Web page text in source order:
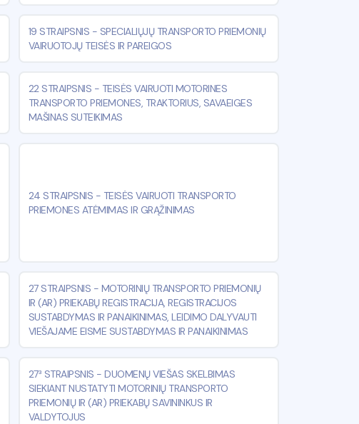
19 STRAIPSNIS - SPECIALIŲJŲ TRANSPORTO PRIEMONIŲ
VAIRUOTOJŲ TEISĖS IR PAREIGOS
22 STRAIPSNIS - TEISĖS VAIRUOTI MOTORINES
TRANSPORTO PRIEMONES, TRAKTORIUS, SAVAEIGES
MAŠINAS SUTEIKIMAS
24 STRAIPSNIS - TEISĖS VAIRUOTI TRANSPORTO
PRIEMONES ATĖMIMAS IR GRĄŽINIMAS
27 STRAIPSNIS - MOTORINIŲ TRANSPORTO PRIEMONIŲ
IR (AR) PRIEKABŲ REGISTRACIJA, REGISTRACIJOS
SUSTABDYMAS IR PANAIKINIMAS, LEIDIMO DALYVAUTI
VIEŠAJAME EISME SUSTABDYMAS IR PANAIKINIMAS
27³ STRAIPSNIS -DUOMENŲ VIEŠAS SKELBIMAS
SIEKIANT NUSTATYTI MOTORINIŲ TRANSPORTO
PRIEMONIŲ IR (AR) PRIEKABŲ SAVININKUS IR
VALDYTOJUS